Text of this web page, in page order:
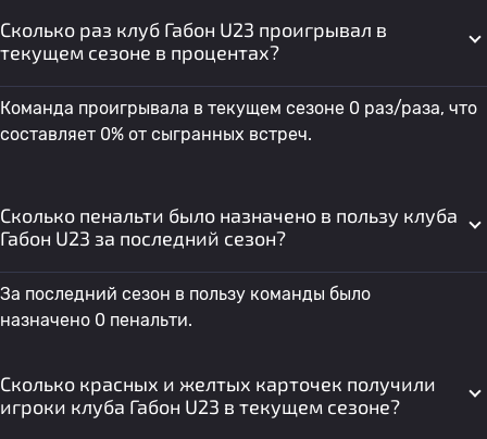
Сколько раз клуб Габон U23 проигрывал в
текущем сезоне в процентах?
Команда проигрывала в текущем сезоне 0 раз/раза, что
составляет 0% от сыгранных встреч.
Сколько пенальти было назначено в пользу клуба
Габон U23 за последний сезон?
За последний сезон в пользу команды было
назначено 0 пенальти.
Сколько красных и желтых карточек получили
игроки клуба Габон U23 в текущем сезоне?